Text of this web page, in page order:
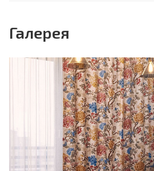
Галерея